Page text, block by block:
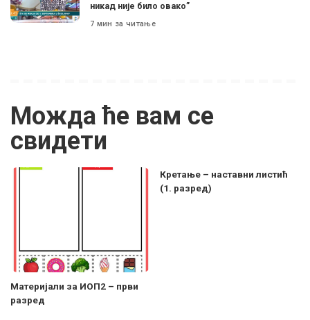
никад није било овако”
7 мин за читање
Можда ће вам се
свидети
Материјали за ИОП2 – први
разред
Кретање – наставни листић
(1. разред)